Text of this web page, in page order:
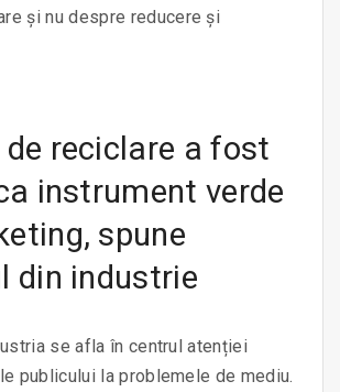
și nu despre reducere și
de reciclare a fost
instrument verde
spune
din industrie
se afla în centrul atenției
publicului la problemele de mediu.